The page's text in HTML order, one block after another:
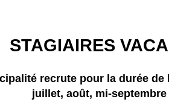
STAGIAIRES
recrute pour la durée de
juillet, août, mi-septembre